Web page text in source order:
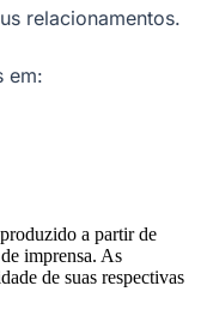
relacionamentos.
em:
a partir de
imprensa. As
de suas respectivas